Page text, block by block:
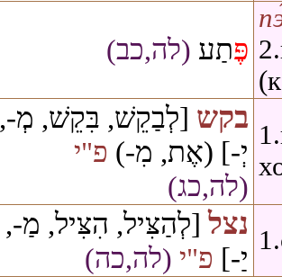
פֶּתַע (לה,כב)
בקש [לְבַקֵשׁ, בִּקֵשׁ, מְ-,
יְ-] (אֶת, מִ-) פ"י
(לה,כג)
נצל[לְהַצִּיל, הִצִּיל, מַ-,
יַ-] פ"י (לה,כה)